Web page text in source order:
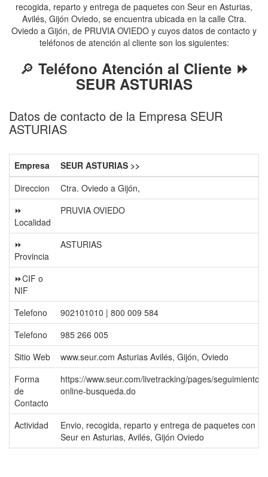
recogida, reparto y entrega de paquetes con Seur en Asturias,
Avilés, Gijón Oviedo, se encuentra ubicada en la calle Ctra.
Oviedo a Gijón, de PRUVIA OVIEDO y cuyos datos de contacto y
teléfonos de atención al cliente son los siguientes:
🔎 Teléfono Atención al Cliente ⏩
SEUR ASTURIAS
Datos de contacto de la Empresa SEUR
ASTURIAS
Empresa
SEUR ASTURIAS >>
Direccion
Ctra. Oviedo a Gijón,
⏩
Localidad
PRUVIA OVIEDO
⏩
Provincia
ASTURIAS
⏩CIF o
NIF
Telefono
902101010 | 800 009 584
Telefono
985 266 005
Sitio Web
www.seur.com Asturias Avilés, Gijón, Oviedo
Forma
de
Contacto
https://www.seur.com/livetracking/pages/seguimiento-
online-busqueda.do
Actividad
Envio, recogida, reparto y entrega de paquetes con
Seur en Asturias, Avilés, Gijón Oviedo